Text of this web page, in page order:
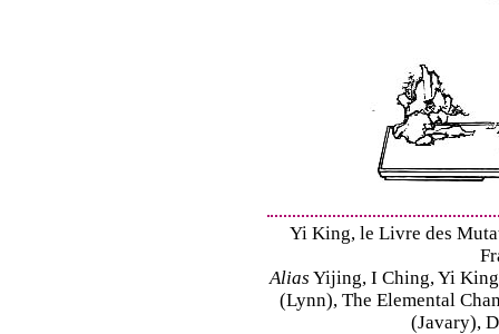
Yi King, le Livre des
Alias Yijing, I Ching, Yi
(Lynn), The Elemental
(Javary),